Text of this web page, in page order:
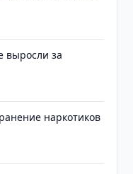
выросли за
наркотиков